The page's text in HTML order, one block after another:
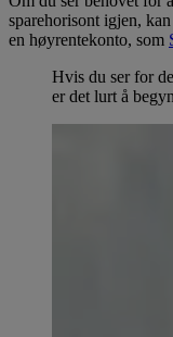
sparehorisont igjen,
en høyrentekonto, som
Hvis du ser for
er det lurt å